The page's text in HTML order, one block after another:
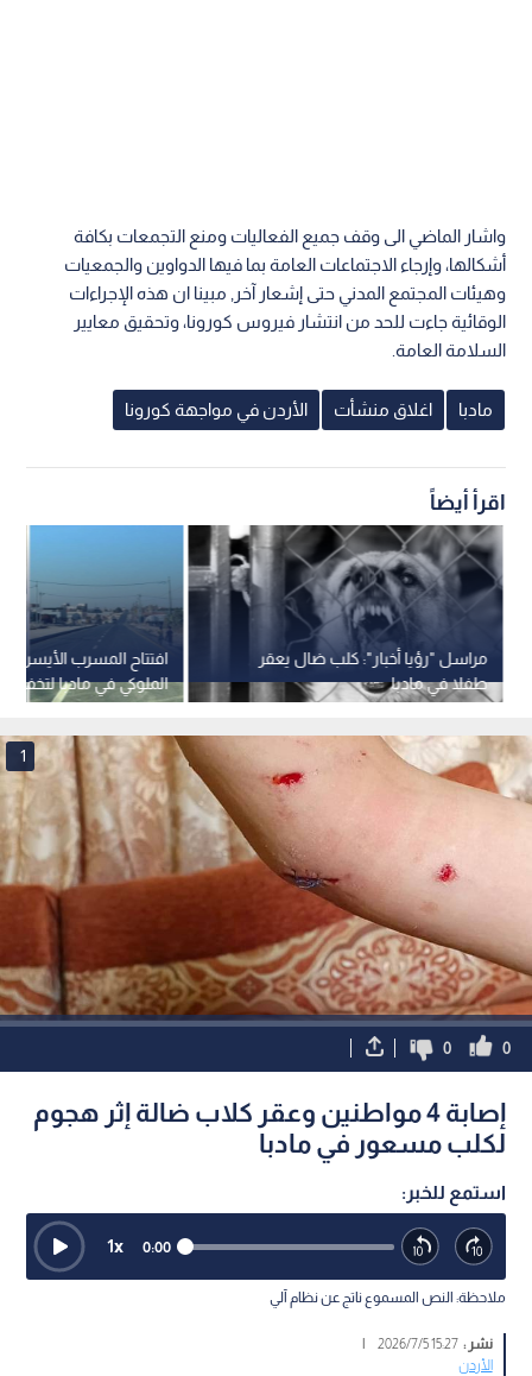
واشار الماضي الى وقف جميع الفعاليات ومنع التجمعات بكافة
أشكالها، وإرجاء الاجتماعات العامة بما فيها الدواوين والجمعيات
وهيئات المجتمع المدني حتى إشعار آخر, مبينا ان هذه الإجراءات
الوقائية جاءت للحد من انتشار فيروس كورونا، وتحقيق معايير
السلامة العامة.
مادبا اغلاق منشأت الأردن في مواجهة كورونا
اقرأ أيضاً
افتتاح المسرب الأيسر
الملوكي في مادبا لتخفيف
المرورية
مراسل "رؤيا أخبار": كلب ضال يعقر
طفلا في مادبا
1
0
0
إصابة 4 مواطنين وعقر كلاب ضالة إثر هجوم
لكلب مسعور في مادبا
استمع للخبر:
0:00
1x
ملاحظة: النص المسموع ناتج عن نظام آلي
نشر :15:27 2026/7/5
الأردن